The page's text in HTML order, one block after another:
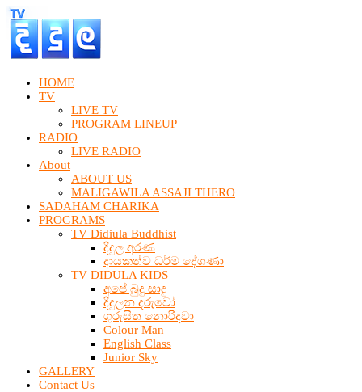
HOME
TV
LIVE TV
PROGRAM LINEUP
RADIO
LIVE RADIO
About
ABOUT US
MALIGAWILA ASSAJI THERO
SADAHAM CHARIKA
PROGRAMS
TV Didiula Buddhist
දිදුල අරණ
දායකත්ව ධර්ම දේශණා
TV DIDULA KIDS
අපේ බුදු සාදු
දිදුලන දරුවෝ
ගුරුසිත නොරිදවා
Colour Man
English Class
Junior Sky
GALLERY
Contact Us